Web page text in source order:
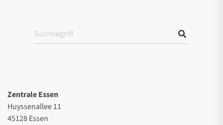
Zentrale Essen
Huyssenallee 11
45128 Essen